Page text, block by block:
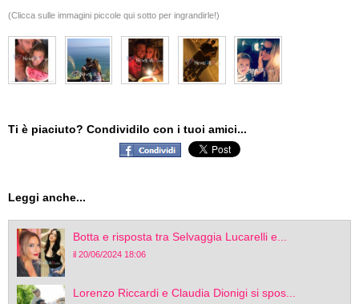
(Clicca sulle immagini piccole qui sotto per ingrandirle!)
Ti è piaciuto? Condividilo con i tuoi amici...
Leggi anche...
Botta e risposta tra Selvaggia Lucarelli e...
il 20/06/2024 18:06
Lorenzo Riccardi e Claudia Dionigi si spos...